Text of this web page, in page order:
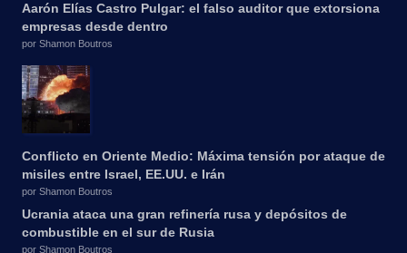
Aarón Elías Castro Pulgar: el falso auditor que extorsiona
empresas desde dentro
por Shamon Boutros
Conflicto en Oriente Medio: Máxima tensión por ataque de
misiles entre Israel, EE.UU. e Irán
por Shamon Boutros
Ucrania ataca una gran refinería rusa y depósitos de
combustible en el sur de Rusia
por Shamon Boutros